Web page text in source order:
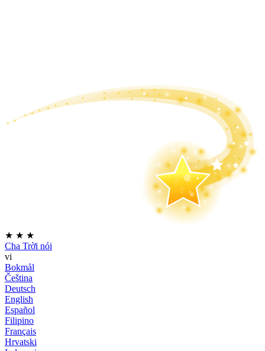
★ ★ ★
Cha Trời nói
vi
Bokmål
Čeština
Deutsch
English
Español
Filipino
Français
Hrvatski